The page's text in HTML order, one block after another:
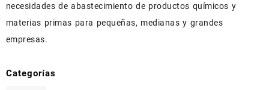
necesidades de abastecimiento de productos químicos y
materias primas para pequeñas, medianas y grandes
empresas.
Categorías